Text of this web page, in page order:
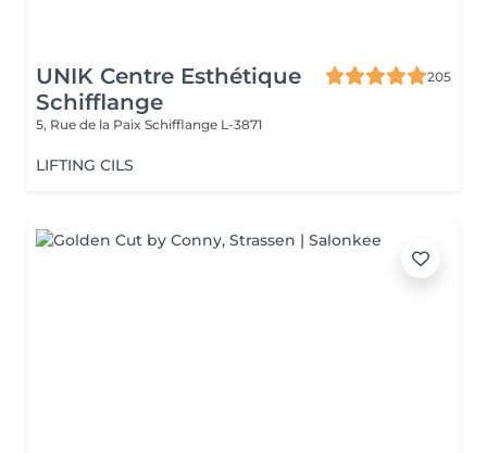
UNIK Centre Esthétique
Schifflange
205
5, Rue de la Paix Schifflange L-3871
LIFTING CILS